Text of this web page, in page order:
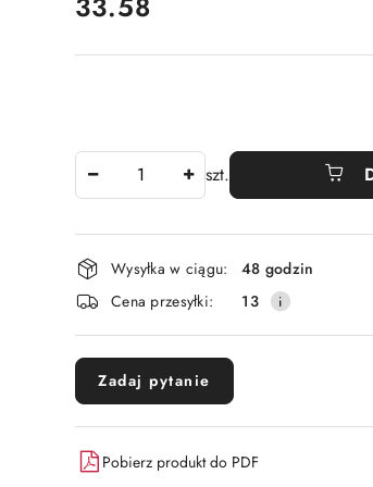
szt.
Dostępność
i
dostawa
Wysyłka w ciągu:
48 godzin
Cena przesyłki:
13
Zadaj pytanie
Pobierz produkt do PDF